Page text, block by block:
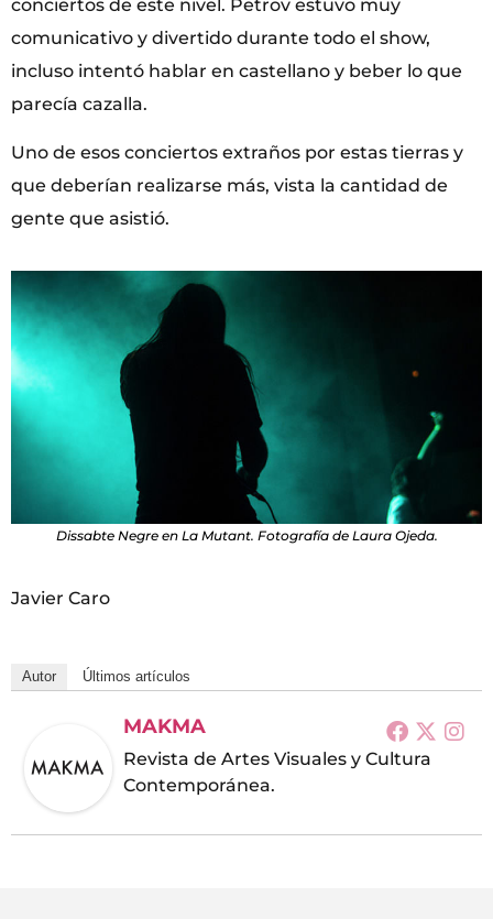
conciertos de este nivel. Petrov estuvo muy
comunicativo y divertido durante todo el show,
incluso intentó hablar en castellano y beber lo que
parecía cazalla.
Uno de esos conciertos extraños por estas tierras y
que deberían realizarse más, vista la cantidad de
gente que asistió.
Dissabte Negre en La Mutant. Fotografía de Laura Ojeda.
Javier Caro
Autor Últimos artículos
MAKMA
Revista de Artes Visuales y Cultura
Contemporánea.